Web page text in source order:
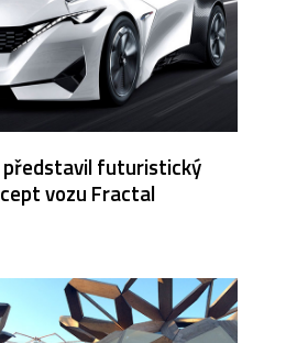
futuristický
vozu Fractal